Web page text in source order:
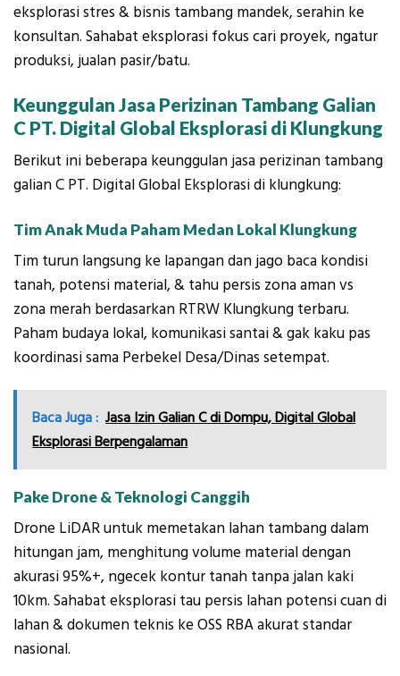
eksplorasi stres & bisnis tambang mandek, serahin ke
konsultan. Sahabat eksplorasi fokus cari proyek, ngatur
produksi, jualan pasir/batu.
Keunggulan Jasa Perizinan Tambang Galian
C PT. Digital Global Eksplorasi di Klungkung
Berikut ini beberapa keunggulan jasa perizinan tambang
galian C PT. Digital Global Eksplorasi di klungkung:
Tim Anak Muda Paham Medan Lokal Klungkung
Tim turun langsung ke lapangan dan jago baca kondisi
tanah, potensi material, & tahu persis zona aman vs
zona merah berdasarkan RTRW Klungkung terbaru.
Paham budaya lokal, komunikasi santai & gak kaku pas
koordinasi sama Perbekel Desa/Dinas setempat.
Baca Juga : Jasa Izin Galian C di Dompu, Digital Global
Eksplorasi Berpengalaman
Pake Drone & Teknologi Canggih
Drone LiDAR untuk memetakan lahan tambang dalam
hitungan jam, menghitung volume material dengan
akurasi 95%+, ngecek kontur tanah tanpa jalan kaki
10km. Sahabat eksplorasi tau persis lahan potensi cuan di
lahan & dokumen teknis ke OSS RBA akurat standar
nasional.